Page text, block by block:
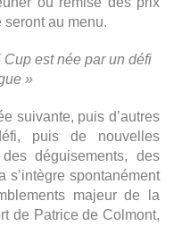
au menu.
Cup est née par un défi
»
suivante, puis d’autres
puis de nouvelles
déguisements, des
spontanément
majeur de la
de Patrice de Colmont,